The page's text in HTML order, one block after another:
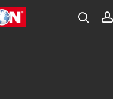
search